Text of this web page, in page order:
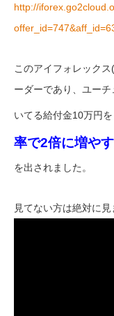
http://
このアイフォレック
ーダーであり、ユー
いてる給付金10万円を
率で2倍に増やす
を出されました。
見てない方は絶対に見